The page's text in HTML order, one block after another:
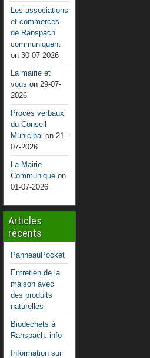
Les associations
et commerces
de Ranspach
communiquent
on 30-07-2026
La mairie et
vous on 29-07-
2026
Procès verbaux
du Conseil
Municipal on 21-
07-2026
La Mairie
Communique on
01-07-2026
Articles
récents
PanneauPocket
Entretien de la
maison avec
des produits
naturelles
Biodéchets à
Ranspach: info
Information sur